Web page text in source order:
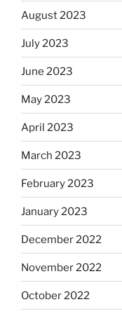
August 2023
July 2023
June 2023
May 2023
April 2023
March 2023
February 2023
January 2023
December 2022
November 2022
October 2022